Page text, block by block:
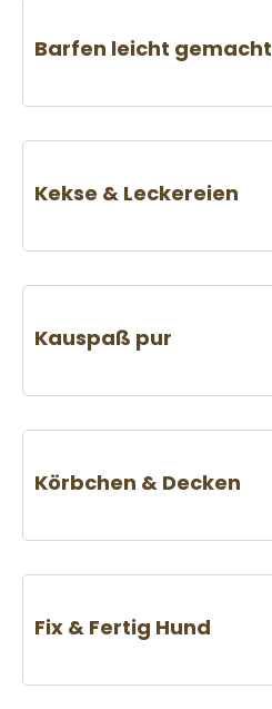
Barfen leicht gemacht
Kekse & Leckereien
Kauspaß pur
Körbchen & Decken
Fix & Fertig Hund